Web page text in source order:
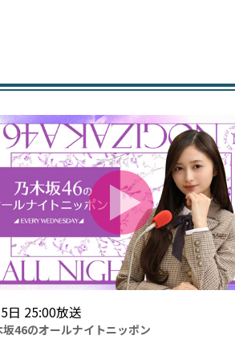
日 25:00放送
坂46のオールナイトニッポン